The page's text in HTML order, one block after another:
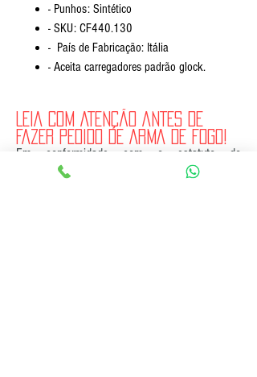
- Punhos: Sintético
- SKU: CF440.130
- País de Fabricação: Itália
- Aceita carregadores padrão glock.
LEIA COM ATENÇÃO ANTES DE
FAZER PEDIDO DE ARMA DE FOGO!
Em conformidade com o estatuto do
desarmamento (lei 10826/03). O interessado
deverá obter AUTORIZAÇÃO PARA AQUISIÇÃO